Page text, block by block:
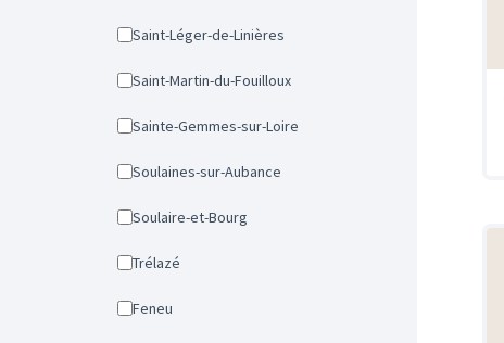
Saint-Léger-de-Linières
Saint-Martin-du-Fouilloux
Sainte-Gemmes-sur-Loire
Soulaines-sur-Aubance
Soulaire-et-Bourg
Trélazé
Feneu